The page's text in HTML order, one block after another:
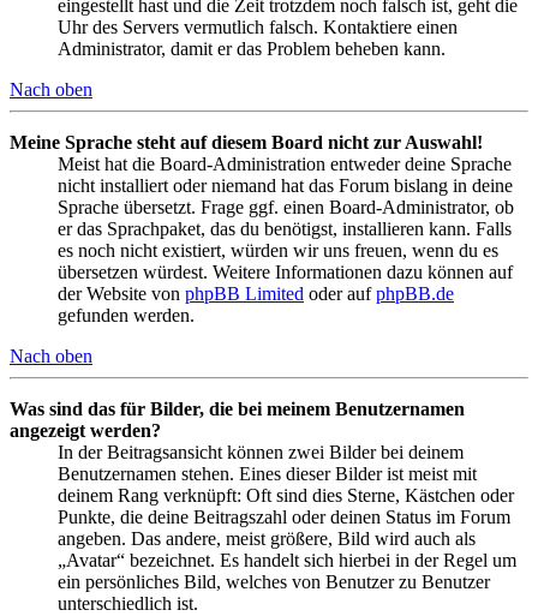
eingestellt hast und die Zeit trotzdem noch falsch ist, geht die
Uhr des Servers vermutlich falsch. Kontaktiere einen
Administrator, damit er das Problem beheben kann.
Nach oben
Meine Sprache steht auf diesem Board nicht zur Auswahl!
Meist hat die Board-Administration entweder deine Sprache
nicht installiert oder niemand hat das Forum bislang in deine
Sprache übersetzt. Frage ggf. einen Board-Administrator, ob
er das Sprachpaket, das du benötigst, installieren kann. Falls
es noch nicht existiert, würden wir uns freuen, wenn du es
übersetzen würdest. Weitere Informationen dazu können auf
der Website von phpBB Limited oder aufphpBB.de
gefunden werden.
Nach oben
Was sind das für Bilder, die bei meinem Benutzernamen
angezeigt werden?
In der Beitragsansicht können zwei Bilder bei deinem
Benutzernamen stehen. Eines dieser Bilder ist meist mit
deinem Rang verknüpft: Oft sind dies Sterne, Kästchen oder
Punkte, die deine Beitragszahl oder deinen Status im Forum
angeben. Das andere, meist größere, Bild wird auch als
„Avatar“ bezeichnet. Es handelt sich hierbei in der Regel um
ein persönliches Bild, welches von Benutzer zu Benutzer
unterschiedlich ist.